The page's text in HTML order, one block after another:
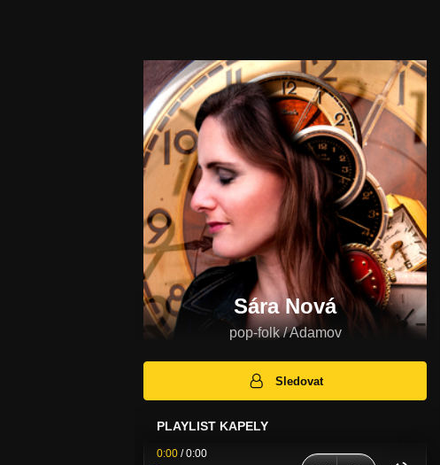
Sára Nová
pop-folk / Adamov
Sledovat
PLAYLIST KAPELY
0:00 /0:00